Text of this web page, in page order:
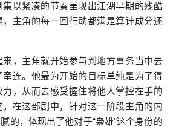
集以紧凑的节奏呈现出江湖早期的残酷
主角的每一回行动都满是算计成分还
来，主角就开始参与到地方事务当中去
连。他最为开始的目标单纯是为了得
，从而去感受握住将他人掌控在手的
在这部剧中，针对这一阶段主角的内
的，体现出了他对于“枭雄”这个身份的